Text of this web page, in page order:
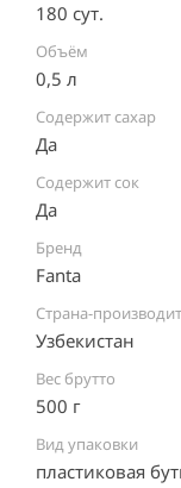
180 сут.
Объём
0,5 л
Содержит сахар
Да
Содержит сок
Да
Бренд
Fanta
Страна-
Узбекистан ⠀
Вес брутто
500 г
Вид упаковки
пластиковая